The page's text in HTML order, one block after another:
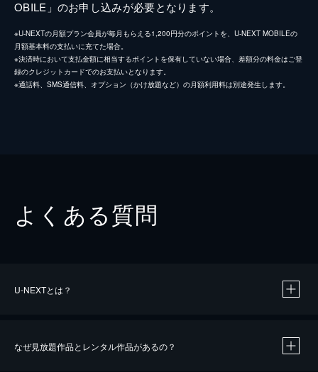
OBILE」のお申し込みが必要となります。
※U-NEXTの月額プラン会員が毎月もらえる1,200円分のポイントを、U-NEXT MOBILEの
月額基本料の支払いに充てた場合。
※決済時において支払金額に相当するポイントを保有していない場合、差額分の料金はご登
録のクレジットカードでのお支払いとなります。
※通話料、SMS通信料、オプション（かけ放題など）の月額利用料は別途発生します。
よくある質問
U-NEXTとは？
なぜ見放題作品とレンタル作品があるの？